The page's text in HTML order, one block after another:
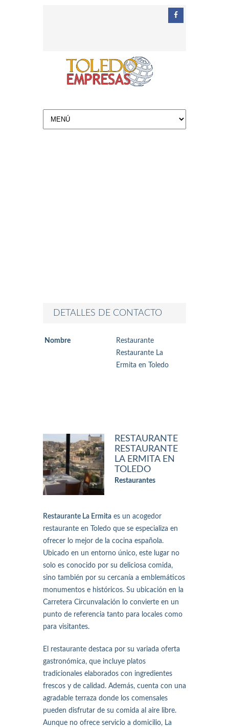
DETALLES DE CONTACTO
Nombre
Restaurante
Restaurante La
Ermita en Toledo
RESTAURANTE
RESTAURANTE
LA ERMITA EN
TOLEDO
Restaurantes
Restaurante La Ermita es un acogedor
restaurante en Toledo que se especializa en
ofrecer lo mejor de la cocina española.
Ubicado en un entorno único, este lugar no
solo es conocido por su deliciosa comida,
sino también por su cercanía a emblemáticos
monumentos e históricos. Su ubicación en la
Carretera Circunvalación lo convierte en un
punto de referencia tanto para locales como
para visitantes.
El restaurante destaca por su variada oferta
gastronómica, que incluye platos
tradicionales elaborados con ingredientes
frescos y de calidad. Además, cuenta con una
agradable terraza donde los comensales
pueden disfrutar de su comida al aire libre.
Aunque no ofrece servicio a domicilio, La